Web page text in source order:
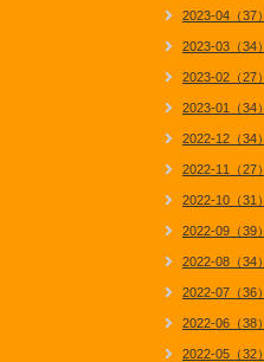
2023-04（37）
2023-03（34）
2023-02（27）
2023-01（34）
2022-12（34）
2022-11（27）
2022-10（31）
2022-09（39）
2022-08（34）
2022-07（36）
2022-06（38）
2022-05（32）